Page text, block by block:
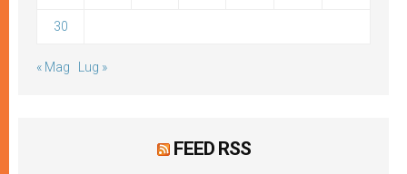
30
« Mag Lug »
FEED RSS